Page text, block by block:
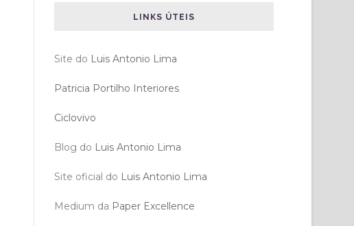
LINKS ÚTEIS
Site do Luis Antonio Lima
Patricia Portilho Interiores
Ciclovivo
Blog do Luis Antonio Lima
Site oficial do Luis Antonio Lima
Medium da Paper Excellence